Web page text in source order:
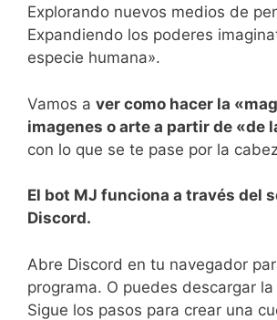
Explorando nuevos medios de
Expandiendo los poderes
especie humana».
Vamos a ver como hacer la
imagenes o arte a partir de «de
con lo que se te pase por la
El bot MJ funciona a través del
Discord.
Abre Discord en tu navegador
programa. O puedes descargar
Sigue los pasos para crear una